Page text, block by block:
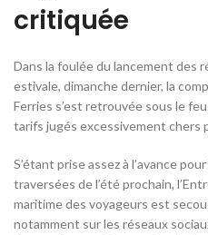
critiquée
Dans la foulée du lancement des
estivale, dimanche dernier, la
Ferries s’est retrouvée sous le
tarifs jugés excessivement chers
S’étant prise assez à l’avance
traversées de l’été prochain,
maritime des voyageurs est
notamment sur les réseaux